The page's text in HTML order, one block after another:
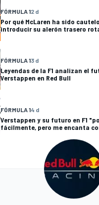
FÓRMULA 12 d
Por qué McLaren ha sido
introducir su alerón trasero
FÓRMULA 13 d
Leyendas de la F1 analizan el
Verstappen en Red Bull
FÓRMULA 14 d
Verstappen y su futuro en F1
fácilmente, pero me encanta